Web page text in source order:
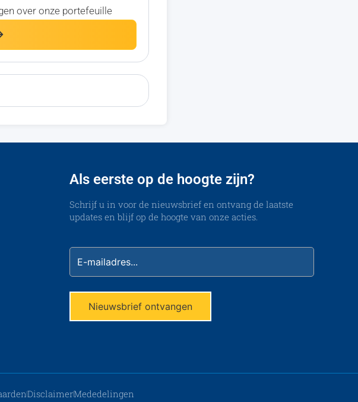
over onze portefeuille
Als eerste op de hoogte zijn?
Schrijf u in voor de nieuwsbrief en ontvang de laatste
updates en blijf op de hoogte van onze acties.
DisclaimerMededelingen